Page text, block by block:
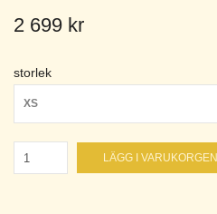
2 699 kr
storlek
XS
LÄGG I VARUKORGEN